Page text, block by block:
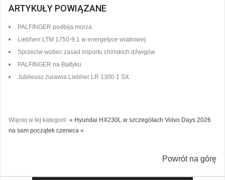
ARTYKUŁY POWIĄZANE
PALFINGER podbija morza
Liebherr LTM 1750-9.1 w energetyce wiatrowej
Sprzeciw wobec zasad importu chińskich dźwigów
PALFINGER na Bałtyku
Jubileusz żurawia Liebher LR 1300.1 SX
Więcej w tej kategorii: « Hyundai HX230L w szczegółach Volvo Days 2026
na sam początek czerwca »
Powrót na górę